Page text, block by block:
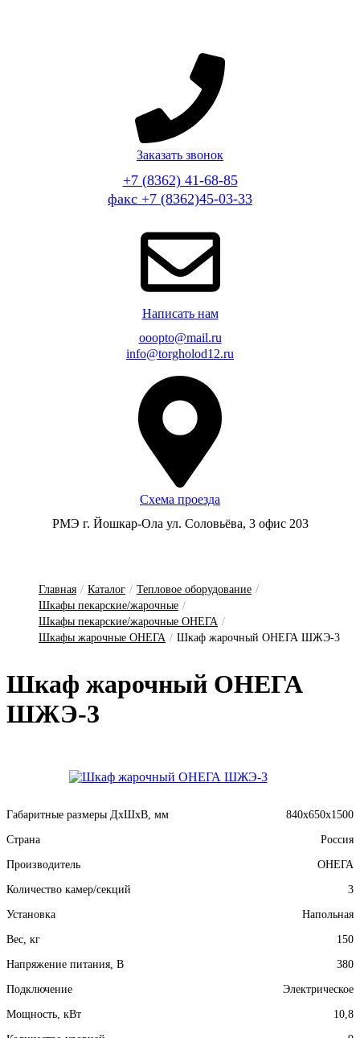
Заказать звонок
+7 (8362) 41-68-85
факс +7 (8362)45-03-33
Написать нам
ooopto@mail.ru
info@torgholod12.ru
Схема проезда
РМЭ г. Йошкар-Ола ул. Соловьёва, 3 офис 203
Главная / Каталог / Тепловое оборудование /
Шкафы пекарские/жарочные /
Шкафы пекарские/жарочные ОНЕГА /
Шкафы жарочные ОНЕГА / Шкаф жарочный ОНЕГА ШЖЭ-3
Шкаф жа­роч­ный О­НЕ­ГА
ШЖЭ-3
Габаритные размеры ДхШхВ, мм 840x650x1500
Страна Россия
Производитель ОНЕГА
Количество камер/секций 3
Установка Напольная
Вес, кг 150
Напряжение питания, В 380
Подключение Электрическое
Мощность, кВт 10,8